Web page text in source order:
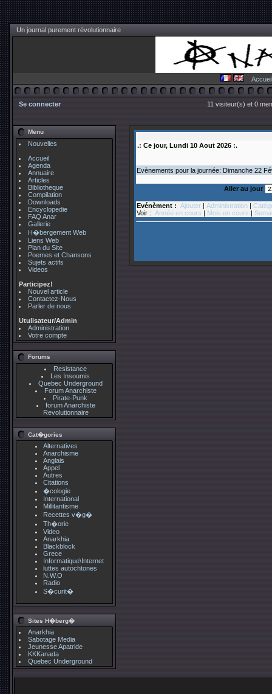
Un journal purement révolutionnaire
Accueil
Se connecter 11 visiteur(s) et 0
Menu
Nouvelles
Accueil
Agenda
Annuaire
Articles
Bibliotheque
Compilation
Downloads
Encyclopedie
FAQ Anar
Gallerie
H�bergement Web
Liens Web
Plan du Site
Poemes et Chansons
Sujets actifs
Videos
Participez!
Nouvel article
Contactez-Nous
Parler de nous
Utulisateur/Admin
Administration
Votre compte
Forums
Resistance
Les Insoumis
Quebec Underground
Forum Anarchiste
Pirate-Punk
forum Anarchiste
Revolutionnaire
Cat�gories
Alternatives
Anarchisme
Anglais
Appel
Autres
Citations
�cologie
International
Millitantisme
Recettes v�g�
Th�orie
Video
Anarkhia
Blackblock
Grece
Informatique\Internet
luttes autochtones
N.W.O
Radio
S�curit�
Sites H�berg�
Anarkhia
Sabotage Media
Jeunesse Apatride
KKKanada
Quebec Underground
.: Ce jour, Lundi 10 Aout 2026 :.
Evènements pour la journée: Dimanche 22
Aller au jour
Evénèment : Ajouter | Administration |
Voir : Année en cours | Mois en cours |